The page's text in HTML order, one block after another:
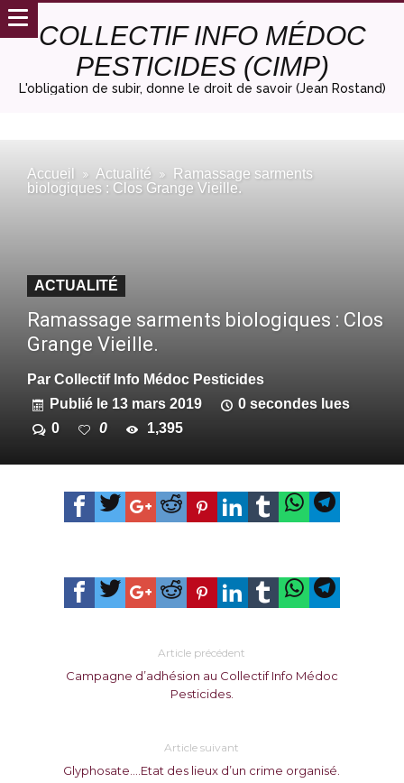
COLLECTIF INFO MÉDOC
PESTICIDES (CIMP)
L'obligation de subir, donne le droit de savoir (Jean Rostand)
Accueil Actualité
Ramassage sarments
biologiques : Clos Grange Vieille.
ACTUALITÉ
Ramassage sarments biologiques : Clos
Grange Vieille.
Par Collectif Info Médoc Pesticides
Publié le 13 mars 2019
0 secondes lues
0
0 1,395
Article précédent
Campagne d’adhésion au Collectif Info Médoc
Pesticides.
Article suivant
Glyphosate….Etat des lieux d’un crime organisé.